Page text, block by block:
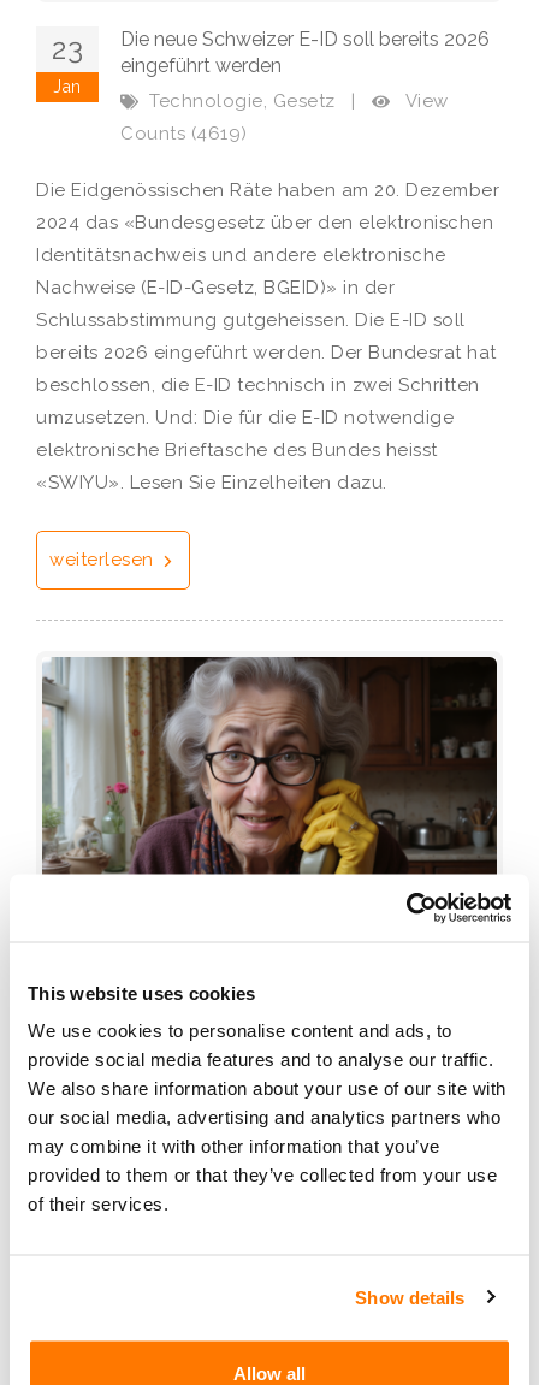
This website uses cookies
We use cookies to personalise content and ads, to
provide social media features and to analyse our traffic.
We also share information about your use of our site with
our social media, advertising and analytics partners who
may combine it with other information that you’ve
provided to them or that they’ve collected from your use
of their services.
Show details
Allow all
23
Jan
Die neue Schweizer E-ID soll bereits 2026
eingeführt werden
Technologie Gesetz |
View
Counts (4619)
Die Eidgenössischen Räte haben am 20. Dezember
2024 das «Bundesgesetz über den elektronischen
Identitätsnachweis und andere elektronische
Nachweise (E-ID-Gesetz, BGEID)» in der
Schlussabstimmung gutgeheissen. Die E-ID soll
bereits 2026 eingeführt werden. Der Bundesrat hat
beschlossen, die E-ID technisch in zwei Schritten
umzusetzen. Und: Die für die E-ID notwendige
elektronische Brieftasche des Bundes heisst
«SWIYU». Lesen Sie Einzelheiten dazu.
weiterlesen
KI,Technologie
(1623)
Der britische Mobilfunkanbieter O2 will seine
Kundschaft nach Kräften vor Telefonbetrügern
schützen. Neben der Spambekämpfung, Diensten
zur Anruferidentifizierung und der millionenfachen
intelligenten Blockade von verdächtigen SMS und
(Daisy) soll mit den Betrügern dank Künstlicher
Intelligenz am Telefon so lange wie möglich
sprechen. Das verplempert deren Zeit und hält sie